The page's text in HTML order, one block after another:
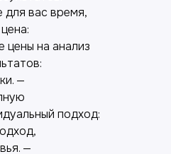
вас время,
цены на анализ
—
подход:
—